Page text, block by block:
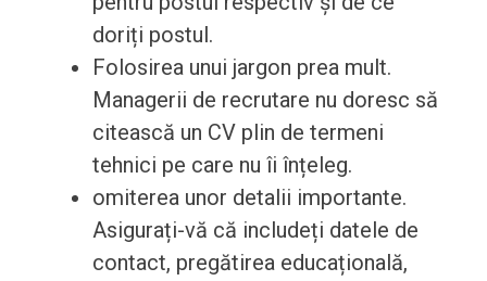
doriți postul.
Folosirea unui jargon prea mult.
Managerii de recrutare nu doresc să
citească un CV plin de termeni
tehnici pe care nu îi înțeleg.
omiterea unor detalii importante.
Asigurați-vă că includeți datele de
contact, pregătirea educațională,